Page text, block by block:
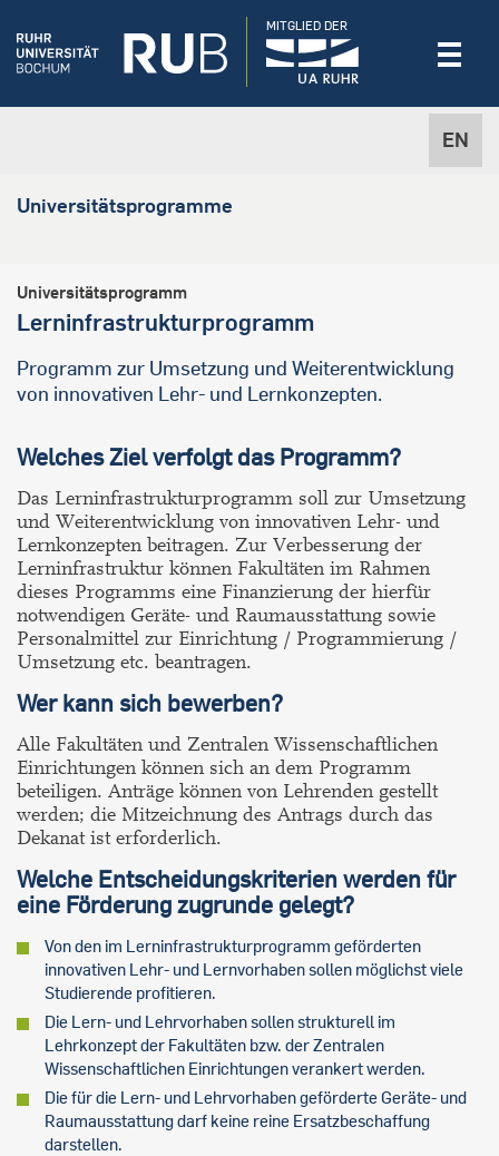
EN
MITGLIED DER
Universitätsprogramme
Universitätsprogramm
Lerninfrastrukturprogramm
Programm zur Umsetzung und Weiterentwicklung
von innovativen Lehr- und Lernkonzepten.
Welches Ziel verfolgt das Programm?
Das Lerninfrastrukturprogramm soll zur Umsetzung
und Weiterentwicklung von innovativen Lehr- und
Lernkonzepten beitragen. Zur Verbesserung der
Lerninfrastruktur können Fakultäten im Rahmen
dieses Programms eine Finanzierung der hierfür
notwendigen Geräte- und Raumausstattung sowie
Personalmittel zur Einrichtung / Programmierung /
Umsetzung etc. beantragen.
Wer kann sich bewerben?
Alle Fakultäten und Zentralen Wissenschaftlichen
Einrichtungen können sich an dem Programm
beteiligen. Anträge können von Lehrenden gestellt
werden; die Mitzeichnung des Antrags durch das
Dekanat ist erforderlich.
Welche Entscheidungskriterien werden für
eine Förderung zugrunde gelegt?
Von den im Lerninfrastrukturprogramm geförderten
innovativen Lehr- und Lernvorhaben sollen möglichst viele
Studierende profitieren.
Die Lern- und Lehrvorhaben sollen strukturell im
Lehrkonzept der Fakultäten bzw. der Zentralen
Wissenschaftlichen Einrichtungen verankert werden.
Die für die Lern- und Lehrvorhaben geförderte Geräte- und
Raumausstattung darf keine reine Ersatzbeschaffung
darstellen.